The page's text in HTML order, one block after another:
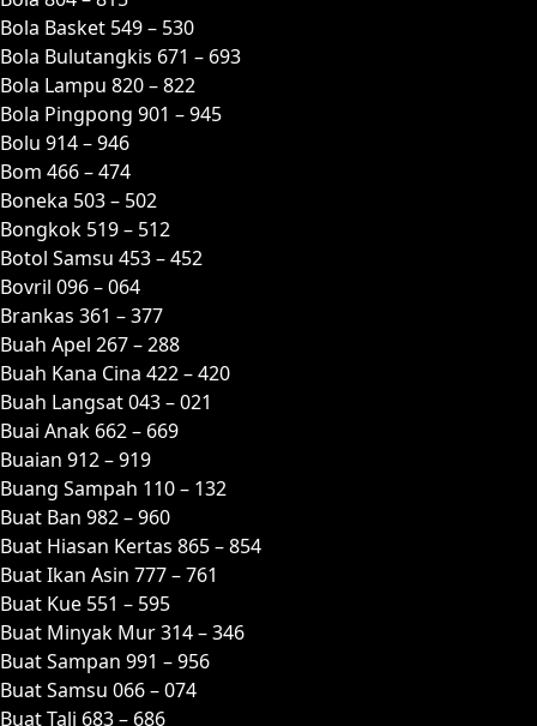
Bola Basket 549 – 530
Bola Bulutangkis 671 – 693
Bola Lampu 820 – 822
Bola Pingpong 901 – 945
Bolu 914 – 946
Bom 466 – 474
Boneka 503 – 502
Bongkok 519 – 512
Botol Samsu 453 – 452
Bovril 096 – 064
Brankas 361 – 377
Buah Apel 267 – 288
Buah Kana Cina 422 – 420
Buah Langsat 043 – 021
Buai Anak 662 – 669
Buaian 912 – 919
Buang Sampah 110 – 132
Buat Ban 982 – 960
Buat Hiasan Kertas 865 – 854
Buat Ikan Asin 777 – 761
Buat Kue 551 – 595
Buat Minyak Mur 314 – 346
Buat Sampan 991 – 956
Buat Samsu 066 – 074
Buat Tali 683 – 686